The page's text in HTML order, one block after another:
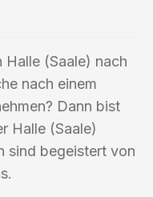
(Saale) nach
nach einem
Dann bist
Halle (Saale)
sind begeistert von